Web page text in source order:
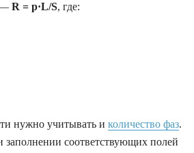
— R = p·L/S, где:
нужно учитывать и количество фаз.
заполнении соответствующих полей